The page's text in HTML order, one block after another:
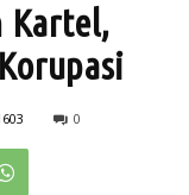
Kartel,
0